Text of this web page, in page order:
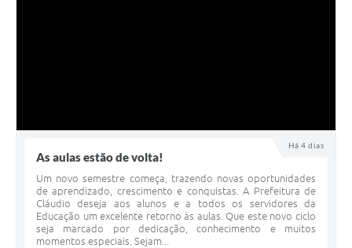
Há 4 dias
As aulas estão de volta!
Um novo semestre começa, trazendo novas oportunidades
de aprendizado, crescimento e conquistas. A Prefeitura de
Cláudio deseja aos alunos e a todos os servidores da
Educação um excelente retorno às aulas. Que este novo ciclo
seja marcado por dedicação, conhecimento e muitos
momentos especiais. Sejam...